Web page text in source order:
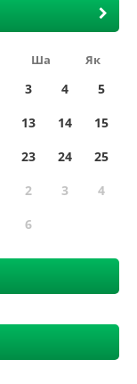
Ша Як
3 4
5
13 14
15
23 24
25
2 3
4
6